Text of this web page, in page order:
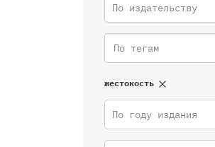
По издательству
жестокость
По году издания